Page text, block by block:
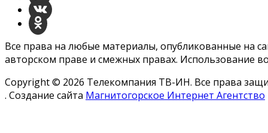
Все права на любые материалы, опубликованные на
авторском праве и смежных правах. Использование
Copyright © 2026 Телекомпания ТВ-ИН. Все права
. Создание сайта Магнитогорское Интернет Агентство